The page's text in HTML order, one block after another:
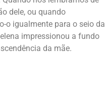
dele, ou quando
o igualmente para o seio da
impressionou a fundo
da mãe.